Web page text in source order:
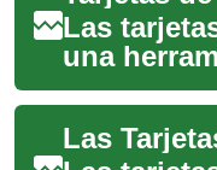
Las
una
todo el